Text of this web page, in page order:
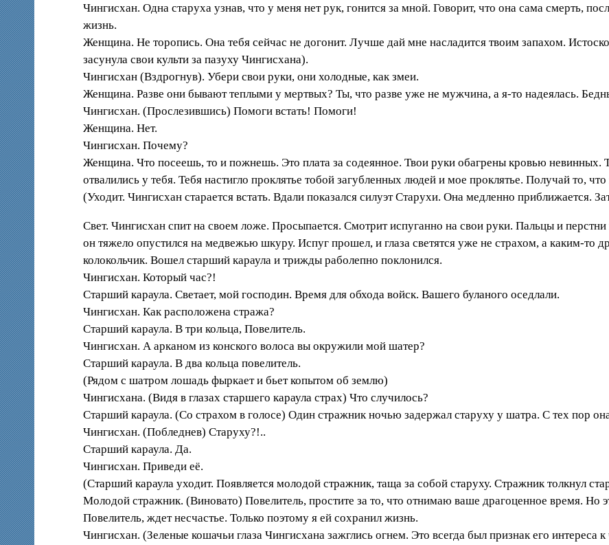
Чингисхан. Одна старуха узнав, что у меня нет рук, гонится за мной. Говорит, что она сама смерть,
жизнь.
Женщина. Не торопись. Она тебя сейчас не догонит. Лучше дай мне насладится твоим запахом.
засунула свои культи за пазуху Чингисхана).
Чингисхан (Вздрогнув). Убери свои руки, они холодные, как змеи.
Женщина. Разве они бывают теплыми у мертвых? Ты, что разве уже не мужчина, а я-то надеялась.
Чингисхан. (Прослезившись) Помоги встать! Помоги!
Женщина. Нет.
Чингисхан. Почему?
Женщина. Что посеешь, то и пожнешь. Это плата за содеянное. Твои руки обагрены кровью невинных.
отвалились у тебя. Тебя настигло проклятье тобой загубленных людей и мое проклятье. Получай то,
(Уходит. Чингисхан старается встать. Вдали показался силуэт Старухи. Она медленно приближается.
Свет. Чингисхан спит на своем ложе. Просыпается. Смотрит испуганно на свои руки. Пальцы и
он тяжело опустился на медвежью шкуру. Испуг прошел, и глаза светятся уже не страхом, а каким-то
колокольчик. Вошел старший караула и трижды раболепно поклонился.
Чингисхан. Который час?!
Старший караула. Светает, мой господин. Время для обхода войск. Вашего буланого оседлали.
Чингисхан. Как расположена стража?
Старший караула. В три кольца, Повелитель.
Чингисхан. А арканом из конского волоса вы окружили мой шатер?
Старший караула. В два кольца повелитель.
(Рядом с шатром лошадь фыркает и бьет копытом об землю)
Чингисхана. (Видя в глазах старшего караула страх) Что случилось?
Старший караула. (Со страхом в голосе) Один стражник ночью задержал старуху у шатра. С тех пор
Чингисхан. (Побледнев) Старуху?!..
Старший караула. Да.
Чингисхан. Приведи её.
(Старший караула уходит. Появляется молодой стражник, таща за собой старуху. Стражник толкнул
Молодой стражник. (Виновато) Повелитель, простите за то, что отнимаю ваше драгоценное время. Но
Повелитель, ждет несчастье. Только поэтому я ей сохранил жизнь.
Чингисхан. (Зеленые кошачьи глаза Чингисхана зажглись огнем. Это всегда был признак его интереса